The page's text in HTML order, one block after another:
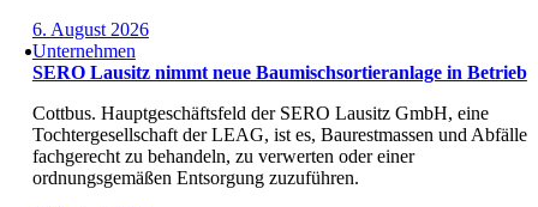
6. August 2026
Unternehmen
SERO Lausitz nimmt neue Baumischsortieranlage in Betrieb
Cottbus. Hauptgeschäftsfeld der SERO Lausitz GmbH, eine
Tochtergesellschaft der LEAG, ist es, Baurestmassen und Abfälle
fachgerecht zu behandeln, zu verwerten oder einer
ordnungsgemäßen Entsorgung zuzuführen.